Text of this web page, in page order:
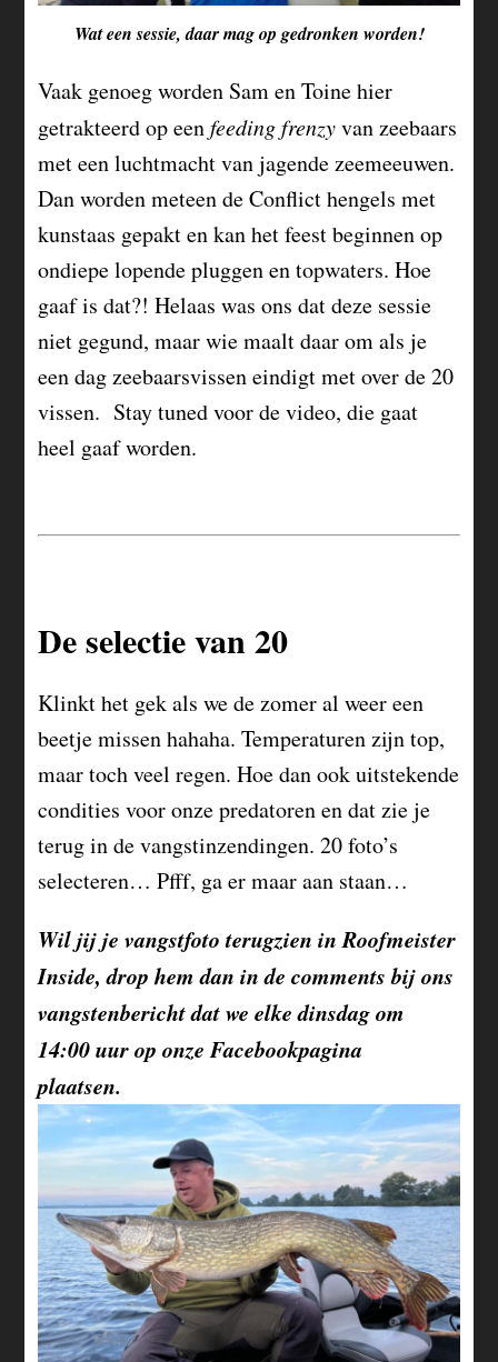
Wat een sessie, daar mag op gedronken worden!
Vaak genoeg worden Sam en Toine hier
getrakteerd op eenfeeding frenzyvan zeebaars
met een luchtmacht van jagende zeemeeuwen.
Dan worden meteen de Conflict hengels met
kunstaas gepakt en kan het feest beginnen op
ondiepe lopende pluggen en topwaters. Hoe
gaaf is dat?! Helaas was ons dat deze sessie
niet gegund, maar wie maalt daar om als je
een dag zeebaarsvissen eindigt met over de 20
vissen. Stay tuned voor de video, die gaat
heel gaaf worden.
De selectie van 20
Klinkt het gek als we de zomer al weer een
beetje missen hahaha. Temperaturen zijn top,
maar toch veel regen. Hoe dan ook uitstekende
condities voor onze predatoren en dat zie je
terug in de vangstinzendingen. 20 foto’s
selecteren… Pfff, ga er maar aan staan…
Wil jij je vangstfoto terugzien in Roofmeister
Inside, drop hem dan in de comments bij ons
vangstenbericht dat we elke dinsdag om
14:00 uur op onze Facebookpagina
plaatsen.